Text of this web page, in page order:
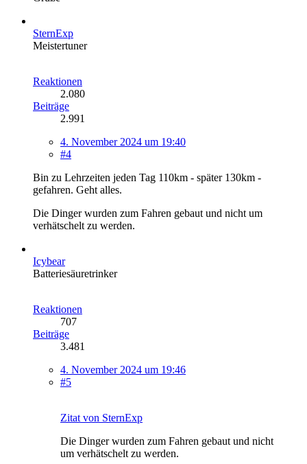
SternExp
Meistertuner
Reaktionen
2.080
Beiträge
2.991
4. November 2024 um 19:40
#4
Bin zu Lehrzeiten jeden Tag 110km - später 130km -
gefahren. Geht alles.
Die Dinger wurden zum Fahren gebaut und nicht um
verhätschelt zu werden.
Icybear
Batteriesäuretrinker
Reaktionen
707
Beiträge
3.481
4. November 2024 um 19:46
#5
Zitat von SternExp
Die Dinger wurden zum Fahren gebaut und nicht
um verhätschelt zu werden.